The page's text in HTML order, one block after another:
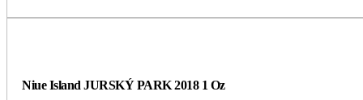
Niue Island JURSKÝ PARK 2018 1 Oz